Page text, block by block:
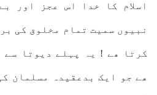
اسلام کا خدا اس عجز اور
نبیوں سمیت تمام مخلوق کی
کرتا ھے ! یہ پہلے دیوتا سے
ھے جو ایک بدعقیدہ مسلمان